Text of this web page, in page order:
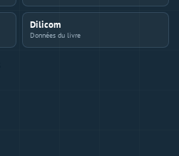
Dilicom
Données du livre